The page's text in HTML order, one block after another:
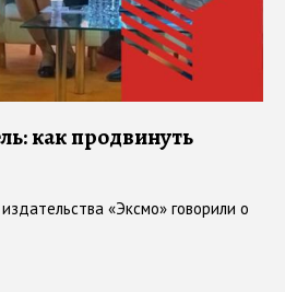
как продвинуть
«Эксмо» говорили о